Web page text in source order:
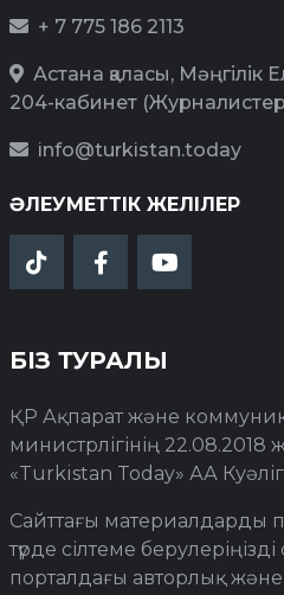
+ 7 775 186 2113
Астана қаласы, Мәңгілік
204-кабинет (Журналистер
info@turkistan.today
ӘЛЕУМЕТТІК ЖЕЛІЛЕР
БІЗ ТУРАЛЫ
ҚР Ақпарат және
министрлігінің
«Turkistan Today» АА
Сайттағы материалдарды
түрде сілтеме
порталдағы авторлық және